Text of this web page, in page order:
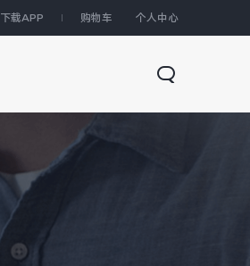
下载APP 购物车 个人中心